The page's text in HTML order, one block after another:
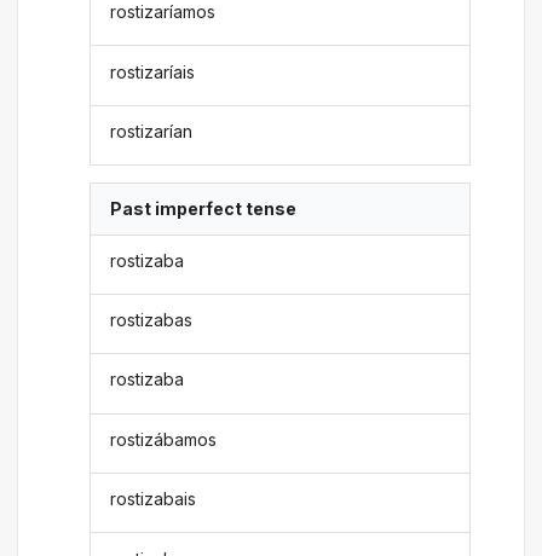
rostizaríamos
rostizaríais
rostizarían
Past imperfect tense
rostizaba
rostizabas
rostizaba
rostizábamos
rostizabais